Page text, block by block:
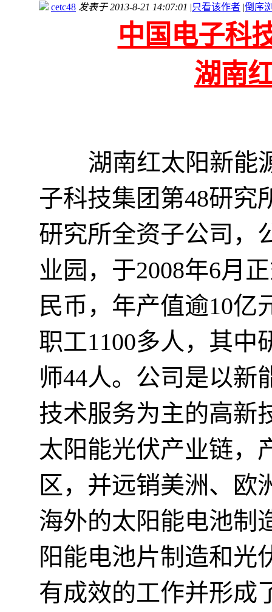
cetc48 发表于 2013-8-21 14:07:01 |只看该作者 |倒序
中国电子科
湖南
湖南红太阳新能
子科技集团第48研究
研究所全资子公司，
业园，于2008年6月
民币，年产值逾10亿
职工1100多人，其中
师44人。公司是以新
技术服务为主的高新
太阳能光伏产业链，
区，并远销美洲、欧
海外的太阳能电池制
阳能电池片制造和光
有成效的工作并形成